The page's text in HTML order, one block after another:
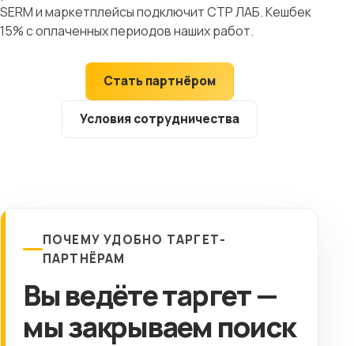
Контакты
Выберите
SERM и маркетплейсы подключит СТР ЛАБ. Кешбек
15% с оплаченных периодов наших работ.
Стать партнёром
Условия сотрудничества
ПОЧЕМУ УДОБНО ТАРГЕТ-
ПАРТНЁРАМ
Вы ведёте таргет —
мы закрываем поиск